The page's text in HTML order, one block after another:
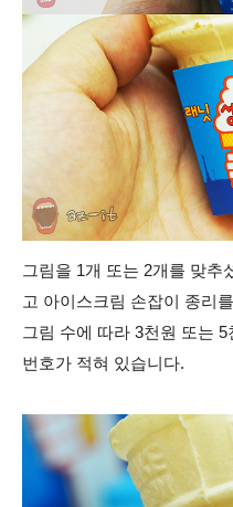
그림을 1개 또는 2개를 맞추
고 아이스크림 손잡이 종리
그림 수에 따라 3천원 또는
번호가 적혀 있습니다.